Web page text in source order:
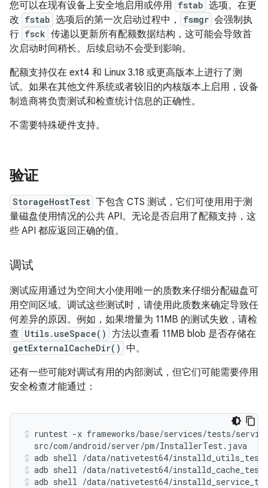
您可以在现有设备上安全地启用或停用 fstab 选项。在更
改 fstab 选项后的第一次启动过程中， fsmgr 会强制执
行 fsck 传递以更新所有配额数据结构，这可能会导致首
次启动时间稍长。后续启动不会受到影响。
配额支持仅在 ext4 和 Linux 3.18 或更高版本上进行了测
试。如果在其他文件系统或者较旧的内核版本上启用，设备
制造商将负责测试和检查统计信息的正确性。
不需要特殊硬件支持。
验证
StorageHostTest 下包含 CTS 测试，它们可使用用于测
量磁盘使用情况的公共 API。无论是否启用了配额支持，这
些 API 都应返回正确的值。
调试
测试应用通过为空间大小使用唯一的质数来仔细分配磁盘可
用空间区域。调试这些测试时，请使用此质数来确定导致任
何差异的原因。例如，如果增量为 11MB 的测试失败，请检
查 Utils.useSpace() 方法以查看 11MB blob 是否存储在
getExternalCacheDir() 中。
还有一些可能对调试有用的内部测试，但它们可能需要停用
安全检查才能通过：
runtest -x frameworks/base/services/tests/
  src/com/android/server/pm/InstallerTest.java
adb shell /data/nativetest64/
adb shell /data/nativetest64/
adb shell /data/nativetest64/